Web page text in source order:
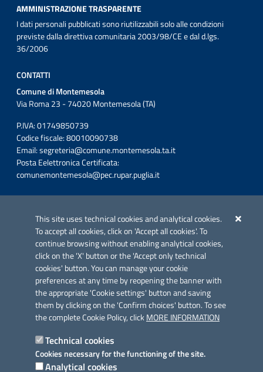
This site uses technical cookies and analytical cookies.
To accept all cookies, click on 'Accept all cookies'. To
continue browsing without enabling analytical cookies,
click on the 'X' button or the 'Accept only technical
cookies' button. You can manage your cookie
preferences at any time by reopening the banner with
the appropriate 'Cookie settings' button and saving
them by clicking on the 'Confirm choices' button. To see
the complete Cookie Policy, clickMORE INFORMATION
Technical cookies
Cookies necessary for the functioning of the site.
Analytical cookies
AMMINISTRAZIONE TRASPARENTE
I dati personali pubblicati sono riutilizzabili solo alle condizioni
previste dalla direttiva comunitaria 2003/98/CE e dal d.lgs.
36/2006
CONTATTI
Comune di Montemesola
Via Roma 23 - 74020 Montemesola (TA)
P.IVA: 01749850739
Codice fiscale: 80010090738
Email:segreteria@comune.montemesola.ta.it
Posta Eelettronica Certificata:
comunemontemesola@pec.rupar.puglia.it
Azione 2.3.
Link utili
Informativa privacy
Dichiarazione di accessibilità